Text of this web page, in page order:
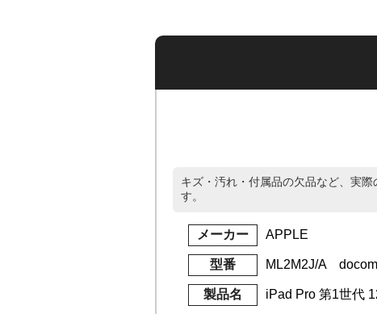
キズ・汚れ・付属品の欠品など、実
す。
メーカー APPLE
型番 ML2M2J/A
製品名 iPad Pro 第1世代